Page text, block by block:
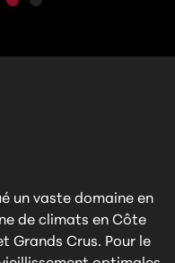
un vaste domaine en
de climats en Côte
Grands Crus. Pour le